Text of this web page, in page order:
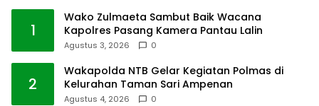
1
Wako Zulmaeta Sambut Baik Wacana
Kapolres Pasang Kamera Pantau Lalin
Agustus 3, 2026 0
2
Wakapolda NTB Gelar Kegiatan Polmas di
Kelurahan Taman Sari Ampenan
Agustus 4, 2026 0